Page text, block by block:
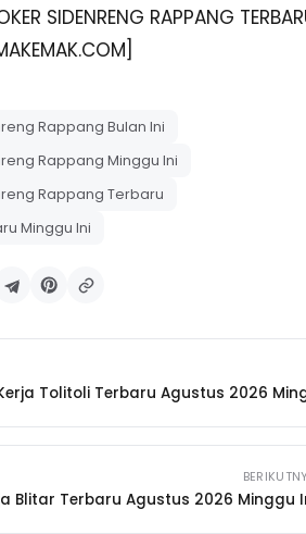
SIDENRENG RAPPANG
Rappang Bulan Ini
Rappang Minggu Ini
Rappang Terbaru
Minggu Ini
Tolitoli Terbaru Agustus 2026
Blitar Terbaru Agustus 2026 Minggu